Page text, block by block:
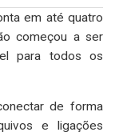
em até quatro
começou a ser
para todos os
de forma
e ligações